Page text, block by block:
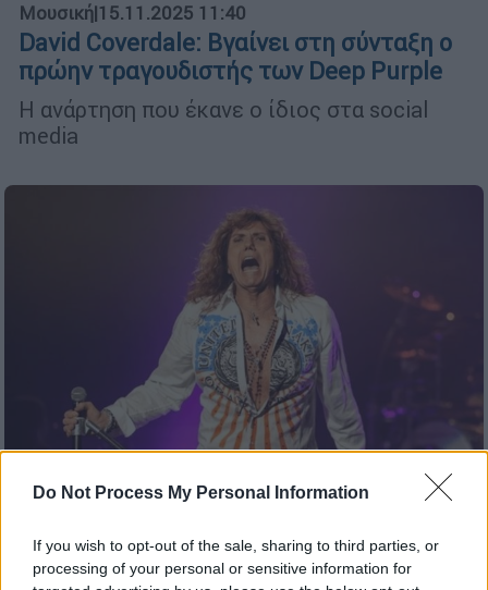
Do Not Process My Personal Information
If you wish to opt-out of the sale, sharing to third parties, or
processing of your personal or sensitive information for
Μουσική|15.11.2025 11:40
David Coverdale: Βγαίνει στη σύνταξη ο
πρώην τραγουδιστής των Deep Purple
Η ανάρτηση που έκανε ο ίδιος στα social
media
Μουσική 14.11.2025 10:17
Ο θρυλικός Ντέιβιντ Κόβερντεϊλ των